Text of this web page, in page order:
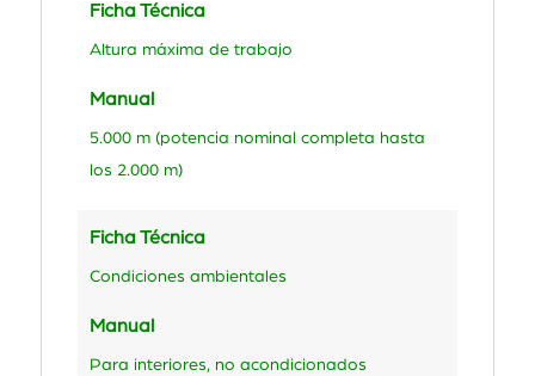
Ficha Técnica
Altura máxima de trabajo
Manual
5.000 m (potencia nominal completa hasta
los 2.000 m)
Ficha Técnica
Condiciones ambientales
Manual
Para interiores, no acondicionados